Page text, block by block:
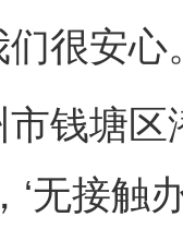
很安心
塘区
‘无接触